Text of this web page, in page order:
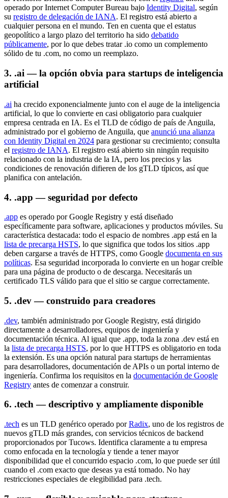
operado por Internet Computer Bureau bajo Identity Digital, según
su registro de delegación de IANA. El registro está abierto a
cualquier persona en el mundo. Ten en cuenta que el estatus
geopolítico a largo plazo del territorio ha sido debatido
públicamente, por lo que debes tratar .io como un complemento
sólido de tu .com, no como un reemplazo.
3. .ai — la opción obvia para startups de inteligencia
artificial
.ai ha crecido exponencialmente junto con el auge de la inteligencia
artificial, lo que lo convierte en casi obligatorio para cualquier
empresa centrada en IA. Es el TLD de código de país de Anguila,
administrado por el gobierno de Anguila, que anunció una alianza
con Identity Digital en 2024 para gestionar su crecimiento; consulta
el registro de IANA. El registro está abierto sin ningún requisito
relacionado con la industria de la IA, pero los precios y las
condiciones de renovación difieren de los gTLD típicos, así que
planifica con antelación.
4. .app — seguridad por defecto
.app es operado por Google Registry y está diseñado
específicamente para software, aplicaciones y productos móviles. Su
característica destacada: todo el espacio de nombres .app está en la
lista de precarga HSTS, lo que significa que todos los sitios .app
deben cargarse a través de HTTPS, como Google documenta en sus
políticas. Esa seguridad incorporada lo convierte en un hogar creíble
para una página de producto o de descarga. Necesitarás un
certificado TLS válido para que el sitio se cargue correctamente.
5. .dev — construido para creadores
.dev, también administrado por Google Registry, está dirigido
directamente a desarrolladores, equipos de ingeniería y
documentación técnica. Al igual que .app, toda la zona .dev está en
la lista de precarga HSTS, por lo que HTTPS es obligatorio en toda
la extensión. Es una opción natural para startups de herramientas
para desarrolladores, documentación de APIs o un portal interno de
ingeniería. Confirma los requisitos en la documentación de Google
Registry antes de comenzar a construir.
6. .tech — descriptivo y ampliamente disponible
.tech es un TLD genérico operado porRadix, uno de los registros de
nuevos gTLD más grandes, con servicios técnicos de backend
proporcionados por Tucows. Identifica claramente a tu empresa
como enfocada en la tecnología y tiende a tener mayor
disponibilidad que el concurrido espacio .com, lo que puede ser útil
cuando el .com exacto que deseas ya está tomado. No hay
restricciones especiales de elegibilidad para .tech.